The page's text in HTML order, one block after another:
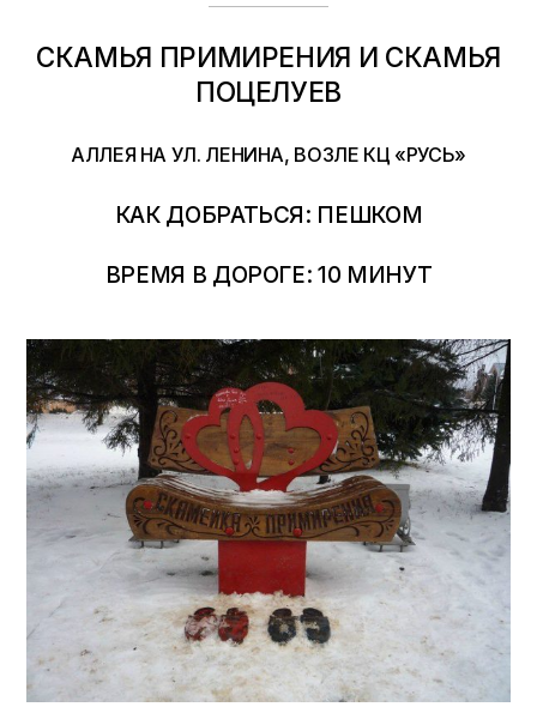
СКАМЬЯ ПРИМИРЕНИЯ И СКАМЬЯ
ПОЦЕЛУЕВ
АЛЛЕЯ НА УЛ. ЛЕНИНА, ВОЗЛЕ КЦ «РУСЬ»
КАК ДОБРАТЬСЯ: ПЕШКОМ
ВРЕМЯ В ДОРОГЕ: 10 МИНУТ